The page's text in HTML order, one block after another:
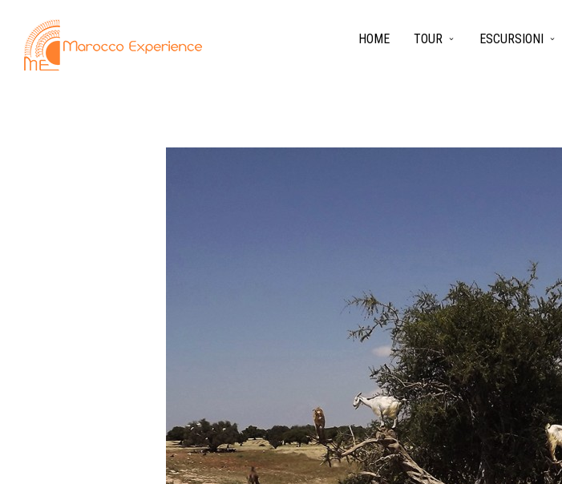
HOME TOUR ESCURSIONI